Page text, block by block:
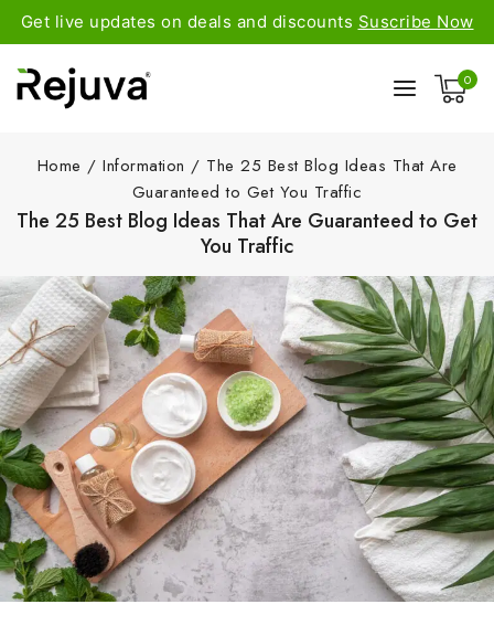
Get live updates on deals and discounts Suscribe Now
0
Home / Information / The 25 Best Blog Ideas That Are
Guaranteed to Get You Traffic
The 25 Best Blog Ideas That Are Guaranteed to Get
You Traffic